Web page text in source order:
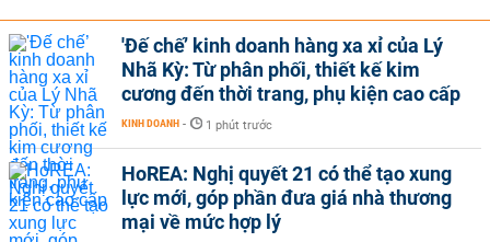
'Đế chế’ kinh doanh hàng xa xỉ của Lý
Nhã Kỳ: Từ phân phối, thiết kế kim
cương đến thời trang, phụ kiện cao cấp
KINH DOANH - 1 phút trước
HoREA: Nghị quyết 21 có thể tạo xung
lực mới, góp phần đưa giá nhà thương
mại về mức hợp lý